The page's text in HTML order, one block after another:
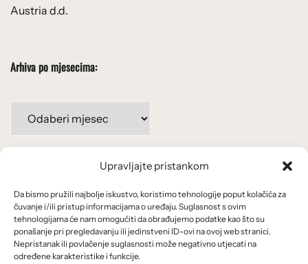
Upravljajte pristankom
Da bismo pružili najbolje iskustvo, koristimo tehnologije poput kolačića za
čuvanje i/ili pristup informacijama o uređaju. Suglasnost s ovim
tehnologijama će nam omogućiti da obrađujemo podatke kao što su
ponašanje pri pregledavanju ili jedinstveni ID-ovi na ovoj web stranici.
Nepristanak ili povlačenje suglasnosti može negativno utjecati na
određene karakteristike i funkcije.
Austria d.d.
Arhiva po mjesecima:
mjesecima:
Uvjeti korištenja
Politika privatnosti